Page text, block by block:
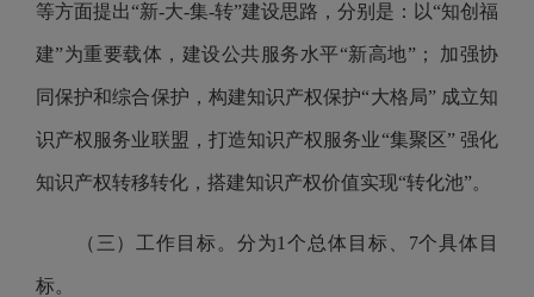
等方面提出“新-大-集-转”建设思路，分别是：以“知创福
建”为重要载体，建设公共服务水平“新高地”； 加强协
同保护和综合保护，构建知识产权保护“大格局” 成立知
识产权服务业联盟，打造知识产权服务业“集聚区” 强化
知识产权转移转化，搭建知识产权价值实现“转化池”。
（三）工作目标。分为1个总体目标、7个具体目
标。